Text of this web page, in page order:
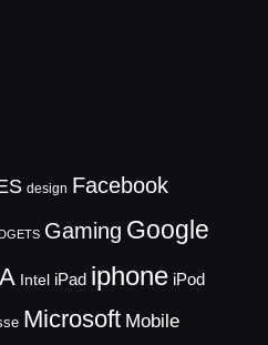
design Facebook
Gaming Google
Intel iPad iphone iPod
Microsoft Mobile